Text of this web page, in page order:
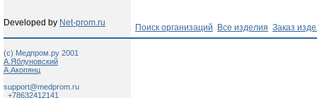
Developed by Net-prom.ru Поиск организаций Все изделия Заказ
(c) Медпром.ру 2001
А.Яблуновский
А.Акопянц
support@medprom.ru
+78632412141